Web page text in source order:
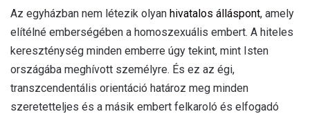
Az egyházban nem létezik olyan hivatalos álláspont, amely
elítélné emberségében a homoszexuális embert. A hiteles
kereszténység minden emberre úgy tekint, mint Isten
országába meghívott személyre. És ez az égi,
transzcendentális orientáció határoz meg minden
szeretetteljes és a másik embert felkaroló és elfogadó